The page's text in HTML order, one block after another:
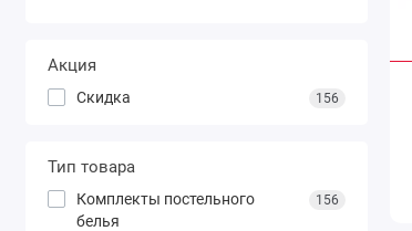
Акция
Скидка 156
Тип товара
Комплекты постельного
белья
156